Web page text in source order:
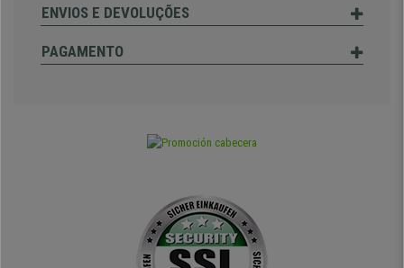
ENVIOS E DEVOLUÇÕES
PAGAMENTO